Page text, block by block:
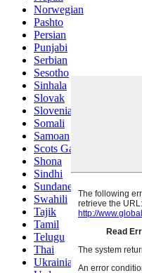
Norwegian
Pashto
Persian
Punjabi
Serbian
Sesotho
Sinhala
Slovak
Slovenian
Somali
Samoan
Scots Gaelic
Shona
Sindhi
Sundanese
Swahili
Tajik
Tamil
Telugu
Thai
Ukrainian